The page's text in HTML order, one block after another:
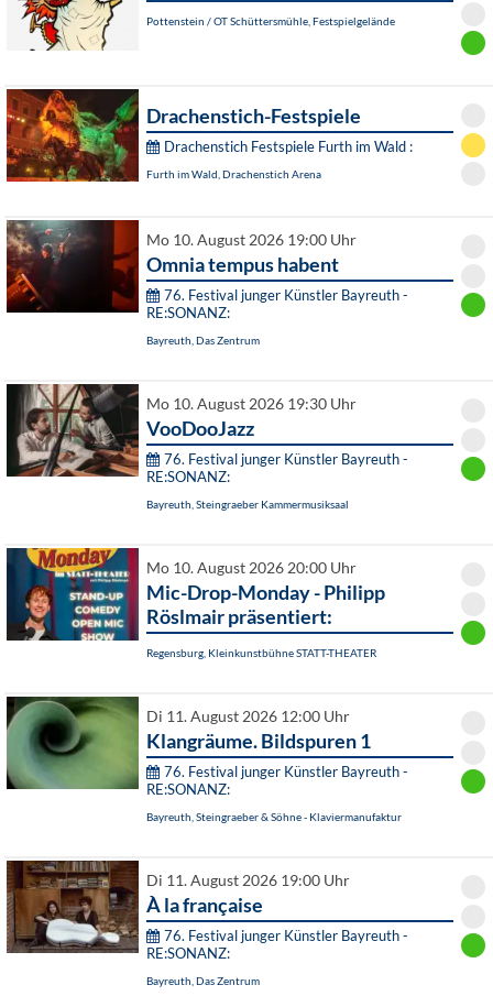
Pottenstein / OT Schüttersmühle, Festspielgelände
Drachenstich-Festspiele
Drachenstich Festspiele Furth im Wald :
Furth im Wald, Drachenstich Arena
Mo 10. August 2026 19:00 Uhr
Omnia tempus habent
76. Festival junger Künstler Bayreuth -
RE:SONANZ:
Bayreuth, Das Zentrum
Mo 10. August 2026 19:30 Uhr
VooDooJazz
76. Festival junger Künstler Bayreuth -
RE:SONANZ:
Bayreuth, Steingraeber Kammermusiksaal
Mo 10. August 2026 20:00 Uhr
Mic-Drop-Monday - Philipp
Röslmair präsentiert:
Regensburg, Kleinkunstbühne STATT-THEATER
Di 11. August 2026 12:00 Uhr
Klangräume. Bildspuren 1
76. Festival junger Künstler Bayreuth -
RE:SONANZ:
Bayreuth, Steingraeber & Söhne - Klaviermanufaktur
Di 11. August 2026 19:00 Uhr
À la française
76. Festival junger Künstler Bayreuth -
RE:SONANZ:
Bayreuth, Das Zentrum